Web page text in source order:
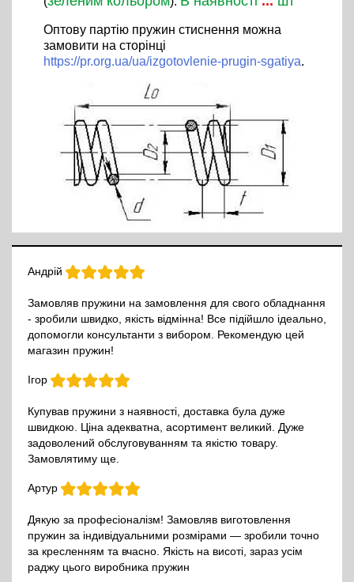
Оптову партію пружин стиснення можна
замовити на сторінці
https://pr.org.ua/ua/izgotovlenie-prugin-sgatiya.
Андрій
Замовляв пружини на замовлення для свого обладнання
- зробили швидко, якість відмінна! Все підійшло ідеально,
допомогли консультанти з вибором. Рекомендую цей
магазин пружин!
Ігор
Купував пружини з наявності, доставка була дуже
швидкою. Ціна адекватна, асортимент великий. Дуже
задоволений обслуговуванням та якістю товару.
Замовлятиму ще.
Артур
Дякую за професіоналізм! Замовляв виготовлення
пружин за індивідуальними розмірами — зробили точно
за кресленням та вчасно. Якість на висоті, зараз усім
раджу цього виробника пружин